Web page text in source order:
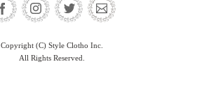
Copyright (C) Style Clotho Inc.
All Rights Reserved.